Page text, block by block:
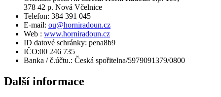
378 42 p. Nová Včelnice
Telefon: 384 391 045
E-mail: ou@horniradoun.cz
Web : www.horniradoun.cz
ID datové schránky: pena8b9
IČO:00 246 735
Banka / č.účtu.: Česká spořitelna/5979091379/0800
Další informace